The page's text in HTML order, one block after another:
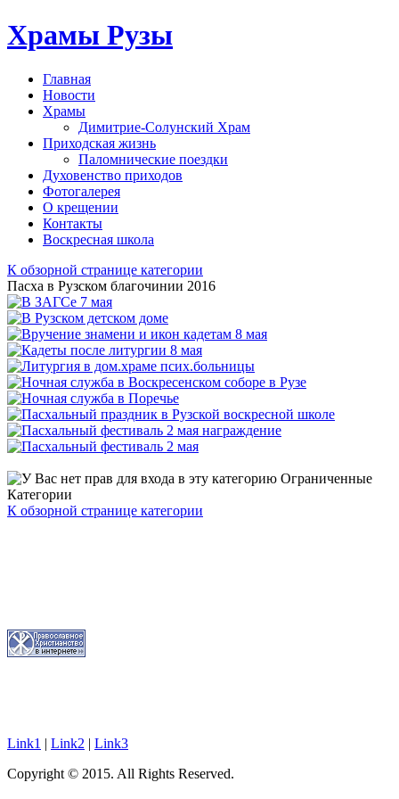
Храмы Рузы
Главная
Новости
Храмы
Димитрие-Солунский Храм
Приходская жизнь
Паломнические поездки
Духовенство приходов
Фотогалерея
О крещении
Контакты
Воскресная школа
К обзорной странице категории
Пасха в Рузском благочинии 2016
Ограниченные
Категории
К обзорной странице категории
Link1 | Link2 | Link3
Copyright © 2015. All Rights Reserved.